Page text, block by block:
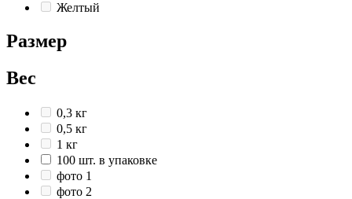
Желтый
Размер
Вес
0,3 кг
0,5 кг
1 кг
100 шт. в упаковке
фото 1
фото 2